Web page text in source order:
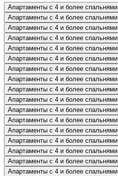
Апартаменты с 4 и более спальнями
Апартаменты с 4 и более спальнями
Апартаменты с 4 и более спальнями
Апартаменты с 4 и более спальнями
Апартаменты с 4 и более спальнями
Апартаменты с 4 и более спальнями
Апартаменты с 4 и более спальнями
Апартаменты с 4 и более спальнями
Апартаменты с 4 и более спальнями
Апартаменты с 4 и более спальнями
Апартаменты с 4 и более спальнями
Апартаменты с 4 и более спальнями
Апартаменты с 4 и более спальнями
Апартаменты с 4 и более спальнями
Апартаменты с 4 и более спальнями
Апартаменты с 4 и более спальнями
Апартаменты с 4 и более спальнями